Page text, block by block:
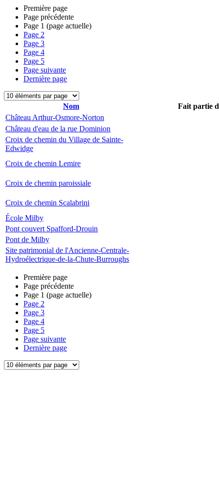
Première page
Page précédente
Page 1 (page actuelle)
Page 2
Page 3
Page 4
Page 5
Page suivante
Dernière page
Nom
Fait partie
Château Arthur-Osmore-Norton
Château d'eau de la rue Dominion
Croix de chemin du Village de Sainte-
Edwidge
Croix de chemin Lemire
Croix de chemin paroissiale
Croix de chemin Scalabrini
École Milby
Pont couvert Spafford-Drouin
Pont de Milby
Site patrimonial de l'Ancienne-Centrale-
Hydroélectrique-de-la-Chute-Burroughs
Première page
Page précédente
Page 1 (page actuelle)
Page 2
Page 3
Page 4
Page 5
Page suivante
Dernière page